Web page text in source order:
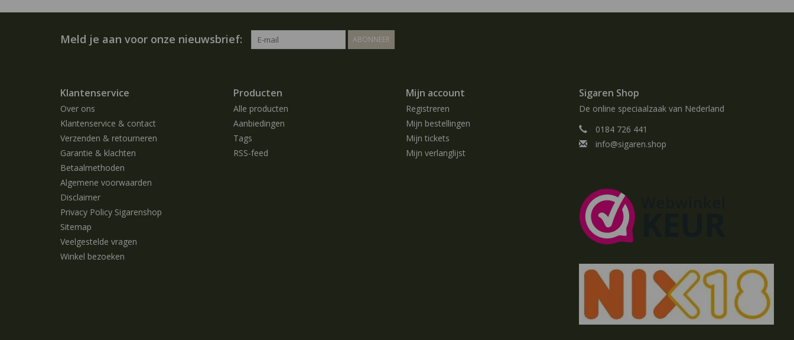
Meld je aan voor onze nieuwsbrief: ABONNEER
Klantenservice
Over ons
Klantenservice & contact
Verzenden & retourneren
Garantie & klachten
Betaalmethoden
Algemene voorwaarden
Disclaimer
Privacy Policy Sigarenshop
Sitemap
Veelgestelde vragen
Winkel bezoeken
Producten
Alle producten
Aanbiedingen
Tags
RSS-feed
Mijn account
Registreren
Mijn bestellingen
Mijn tickets
Mijn verlanglijst
Sigaren Shop
De online speciaalzaak van Nederland
0184 726 441
info@sigaren.shop